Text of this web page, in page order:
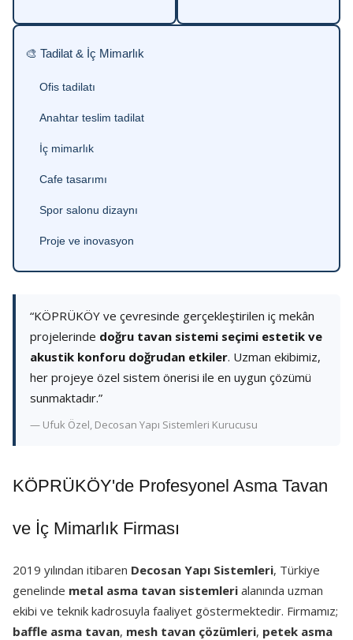
🎨 Tadilat & İç Mimarlık
Ofis tadilatı
Anahtar teslim tadilat
İç mimarlık
Cafe tasarımı
Spor salonu dizaynı
Proje ve inovasyon
“KÖPRÜKÖY ve çevresinde gerçekleştirilen iç mekân
projelerinde doğru tavan sistemi seçimi estetik ve
akustik konforu doğrudan etkiler. Uzman ekibimiz,
her projeye özel sistem önerisi ile en uygun çözümü
sunmaktadır.”
— Ufuk Özel, Decosan Yapı Sistemleri Kurucusu
KÖPRÜKÖY'de Profesyonel Asma Tavan
ve İç Mimarlık Firması
2019 yılından itibaren Decosan Yapı Sistemleri, Türkiye
genelinde metal asma tavan sistemleri alanında uzman
ekibi ve teknik kadrosuyla faaliyet göstermektedir. Firmamız;
baffle asma tavan, mesh tavan çözümleri, petek asma